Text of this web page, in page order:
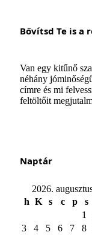
Bővítsd Te is a
Van egy kitűnő
néhány
címre és mi
feltöltőit
Naptár
2026.
h K s c p s
1
3
4 5 6 7 8